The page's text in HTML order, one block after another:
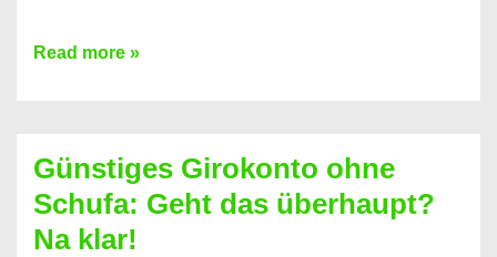
Kredit
dabei
profitieren
–
Read more »
Günstiges Girokonto ohne
Schufa: Geht das überhaupt?
Na klar!